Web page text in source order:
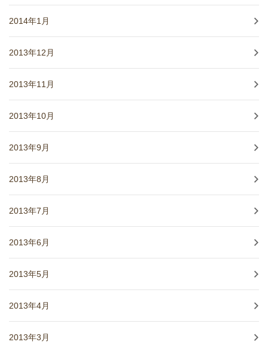
2014年1月
2013年12月
2013年11月
2013年10月
2013年9月
2013年8月
2013年7月
2013年6月
2013年5月
2013年4月
2013年3月